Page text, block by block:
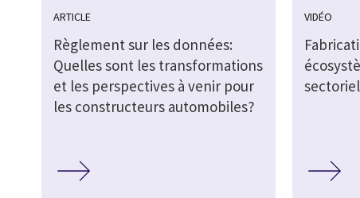
ARTICLE
Règlement sur les données:
Quelles sont les transformations
et les perspectives à venir pour
les constructeurs automobiles?
VIDÉO